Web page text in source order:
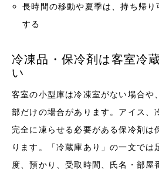
長時間の移動や夏季は、持ち帰
する
冷凍品・保冷剤は客室冷
い
客室の小型庫は冷凍室がない場合や
部だけの場合があります。アイス、
完全に凍らせる必要がある保冷剤は
ります。「冷蔵庫あり」の一文では
度、預かり、受取時間、氏名・部屋